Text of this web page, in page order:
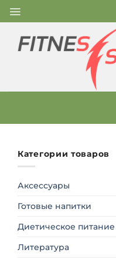
Skip
Категории товаров
Аксессуары
Готовые напитки
Диетическое питание
Литература